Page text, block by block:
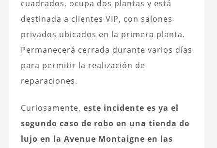
cuadrados, ocupa dos plantas y está
destinada a clientes VIP, con salones
privados ubicados en la primera planta.
Permanecerá cerrada durante varios días
para permitir la realización de
reparaciones.
Curiosamente, este incidente es ya el
segundo caso de robo en una tienda de
lujo en la Avenue Montaigne en las